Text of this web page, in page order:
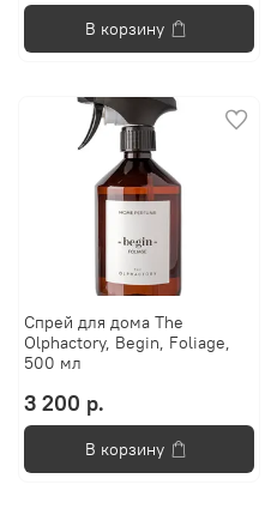
В корзину
Спрей для дома The
Olphactory, Begin, Foliage,
500 мл
3 200 р.
В корзину